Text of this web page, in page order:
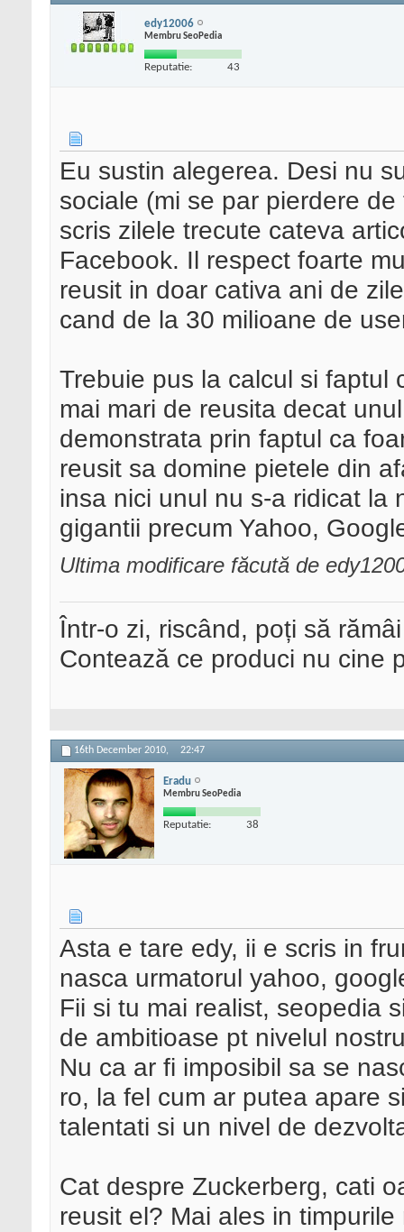
edy12006
Membru SeoPedia
Reputatie: 43
Eu sustin alegerea. Desi nu
sociale (mi se par pierdere
scris zilele trecute cateva
Facebook. Il respect foarte
reusit in doar cativa ani de
cand de la 30 milioane de
Trebuie pus la calcul si faptul
mai mari de reusita decat
demonstrata prin faptul ca
reusit sa domine pietele din
insa nici unul nu s-a ridicat la
gigantii precum Yahoo,
Ultima modificare făcută de
Într-o zi, riscând, poți să
Contează ce produci nu cine
16th December 2010, 22:47
Eradu
Membru SeoPedia
Reputatie: 38
Asta e tare edy, ii e scris in
nasca urmatorul yahoo,
Fii si tu mai realist, seopedia
de ambitioase pt nivelul
Nu ca ar fi imposibil sa se
ro, la fel cum ar putea apare
talentati si un nivel de
Cat despre Zuckerberg, cati
reusit el? Mai ales in